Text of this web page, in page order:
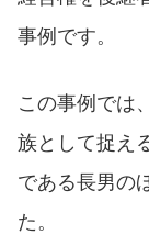
事例です。
この事例では
族として捉え
である長男の
た。